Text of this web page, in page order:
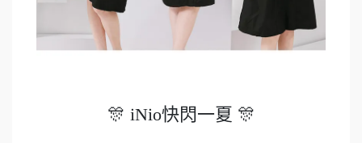
🎊 iNio快閃一夏 🎊